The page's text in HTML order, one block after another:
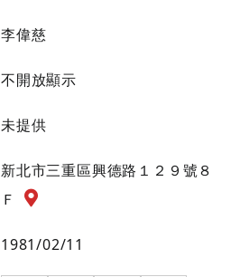
李偉慈
不開放顯示
未提供
新北市三重區興德路１２９號８
Ｆ
公司地址地圖『另開新視窗』
1981/02/11